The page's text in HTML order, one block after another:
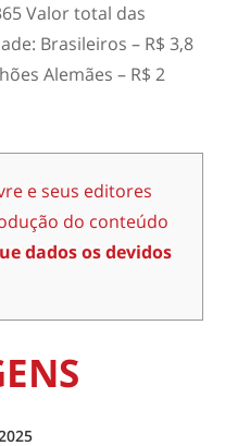
Valor total das
Brasileiros – R$ 3,8
Alemães – R$ 2
e seus editores
do conteúdo
dados os devidos